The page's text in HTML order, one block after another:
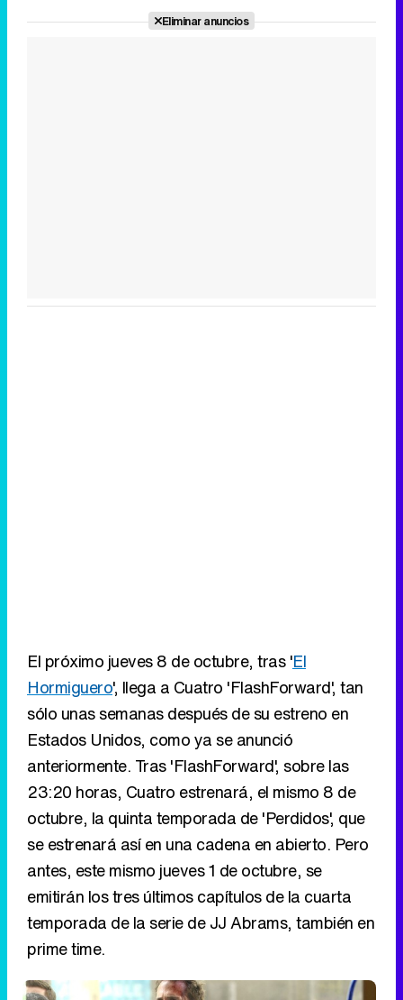
Eliminar anuncios
El próximo jueves 8 de octubre, tras 'El
Hormiguero', llega a Cuatro 'FlashForward', tan
sólo unas semanas después de su estreno en
Estados Unidos, como ya se anunció
anteriormente. Tras 'FlashForward', sobre las
23:20 horas, Cuatro estrenará, el mismo 8 de
octubre, la quinta temporada de 'Perdidos', que
se estrenará así en una cadena en abierto. Pero
antes, este mismo jueves 1 de octubre, se
emitirán los tres últimos capítulos de la cuarta
temporada de la serie de JJ Abrams, también en
prime time.